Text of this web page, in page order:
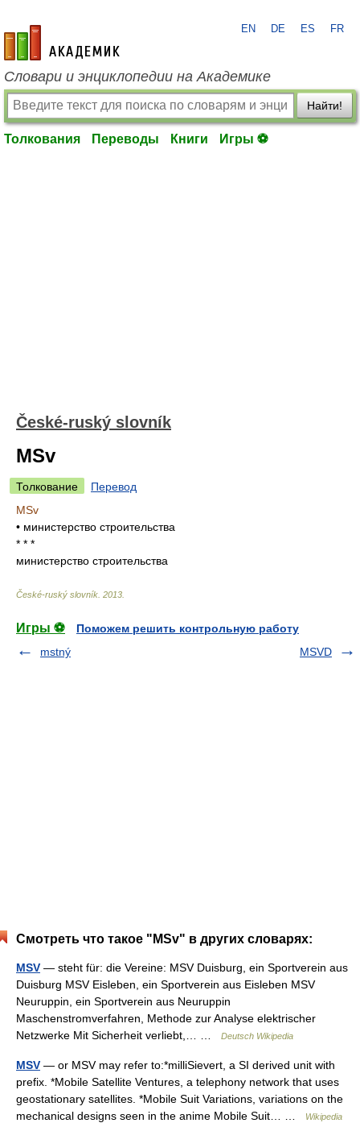
academic.ru
EN DE ES FR
Словари и энциклопедии на Академике
Найти!
Толкования Переводы Книги Игры ⚽
České-ruský slovník
MSv
Толкование
Перевод
MSv
• министерство строительства
* * *
министерство строительства
České-ruský slovník 2013
Игры ⚽
Поможем решить контрольную работу
mstný
MSVD
Смотреть что такое "MSv" в других словарях:
MSV — steht für: die Vereine: MSV Duisburg, ein Sportverein aus
Duisburg MSV Eisleben, ein Sportverein aus Eisleben MSV
Neuruppin, ein Sportverein aus Neuruppin
Maschenstromverfahren, Methode zur Analyse elektrischer
Netzwerke Mit Sicherheit verliebt,… …
Deutsch Wikipedia
MSV — or MSV may refer to:*milliSievert, a SI derived unit with
prefix. *Mobile Satellite Ventures, a telephony network that uses
geostationary satellites. *Mobile Suit Variations, variations on the
mechanical designs seen in the anime Mobile Suit… …
Wikipedia